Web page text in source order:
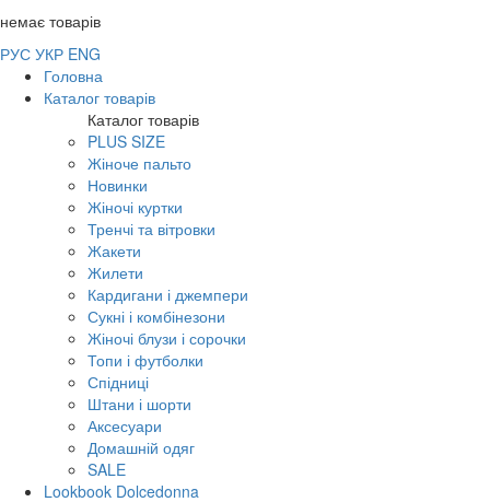
немає товарів
РУС УКР ENG
Головна
Каталог товарів
Каталог товарів
PLUS SIZE
Жіноче пальто
Новинки
Жіночі куртки
Тренчі та вітровки
Жакети
Жилети
Кардигани і джемпери
Сукні і комбінезони
Жіночі блузи і сорочки
Топи і футболки
Спідниці
Штани і шорти
Аксесуари
Домашній одяг
SALE
Lookbook Dolcedonna